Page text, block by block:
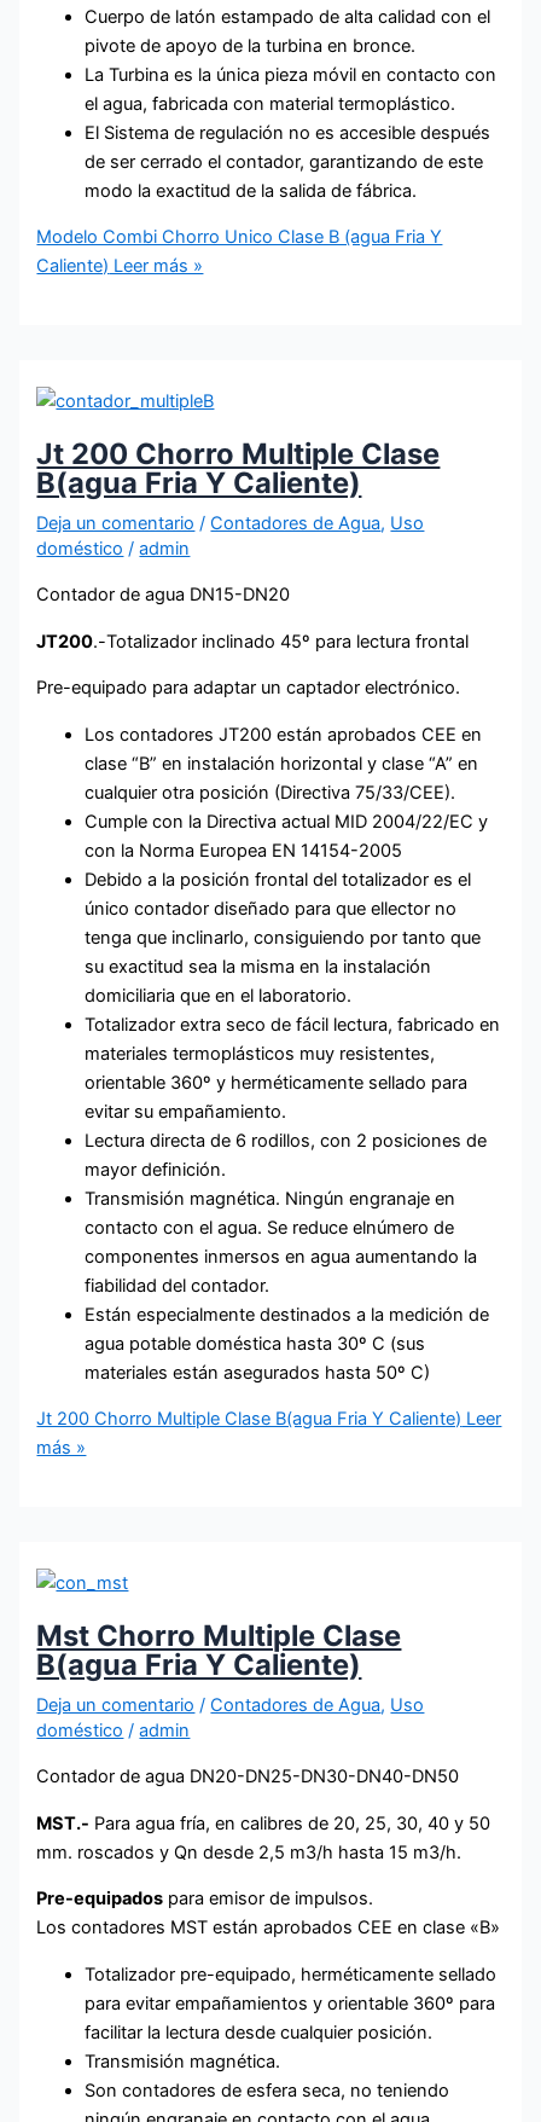
Cuerpo de latón estampado de alta calidad con el
pivote de apoyo de la turbina en bronce.
La Turbina es la única pieza móvil en contacto con
el agua, fabricada con material termoplástico.
El Sistema de regulación no es accesible después
de ser cerrado el contador, garantizando de este
modo la exactitud de la salida de fábrica.
Modelo Combi Chorro Unico Clase B (agua Fria Y
Caliente) Leer más »
Jt 200 Chorro Multiple Clase
B(agua Fria Y Caliente)
Deja un comentario /Contadores de Agua, Uso
doméstico /admin
Contador de agua DN15-DN20
JT200.-Totalizador inclinado 45º para lectura frontal
Pre-equipado para adaptar un captador electrónico.
Los contadores JT200 están aprobados CEE en
clase “B” en instalación horizontal y clase “A” en
cualquier otra posición (Directiva 75/33/CEE).
Cumple con la Directiva actual MID 2004/22/EC y
con la Norma Europea EN 14154-2005
Debido a la posición frontal del totalizador es el
único contador diseñado para que ellector no
tenga que inclinarlo, consiguiendo por tanto que
su exactitud sea la misma en la instalación
domiciliaria que en el laboratorio.
Totalizador extra seco de fácil lectura, fabricado en
materiales termoplásticos muy resistentes,
orientable 360º y herméticamente sellado para
evitar su empañamiento.
Lectura directa de 6 rodillos, con 2 posiciones de
mayor definición.
Transmisión magnética. Ningún engranaje en
contacto con el agua. Se reduce elnúmero de
componentes inmersos en agua aumentando la
fiabilidad del contador.
Están especialmente destinados a la medición de
agua potable doméstica hasta 30º C (sus
materiales están asegurados hasta 50º C)
Jt 200 Chorro Multiple Clase B(agua Fria Y Caliente) Leer
más »
Mst Chorro Multiple Clase
B(agua Fria Y Caliente)
Deja un comentario /Contadores de Agua, Uso
doméstico /admin
Contador de agua DN20-DN25-DN30-DN40-DN50
MST.- Para agua fría, en calibres de 20, 25, 30, 40 y 50
mm. roscados y Qn desde 2,5 m3/h hasta 15 m3/h.
Pre-equipados para emisor de impulsos.
Los contadores MST están aprobados CEE en clase «B»
Totalizador pre-equipado, herméticamente sellado
para evitar empañamientos y orientable 360º para
facilitar la lectura desde cualquier posición.
Transmisión magnética.
Son contadores de esfera seca, no teniendo